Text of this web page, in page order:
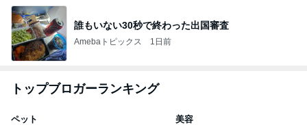
誰もいない30秒で終わった出国審査
Amebaトピックス 1日前
トップブロガーランキング
ペット 美容